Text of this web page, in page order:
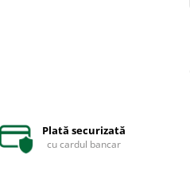
Plată securizată
cu cardul bancar